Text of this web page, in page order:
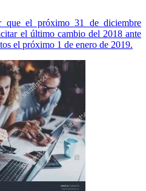
que el próximo 31 de diciembre
el último cambio del 2018 ante
el próximo 1 de enero de 2019.